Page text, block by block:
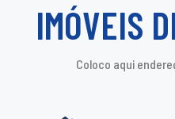
IMÓVEIS
Coloco aqui